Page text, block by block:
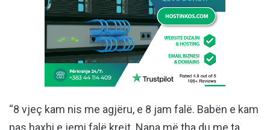
“8 vjeç kam nis me agjëru, e 8 jam falë. Babën e kam
pas haxhi e jemi falë krejt. Nana më tha du me ta